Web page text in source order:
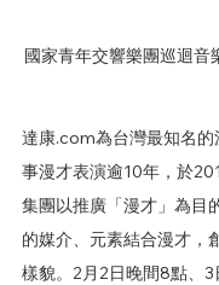
國家青年交響樂團巡迴音
達康.com為台灣最知名的
事漫才表演逾10年，於
集團以推廣「漫才」為目
的媒介、元素結合漫才，
樣貌。2月2日晚間8點、